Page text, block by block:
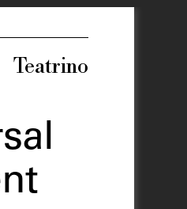
Teatrino